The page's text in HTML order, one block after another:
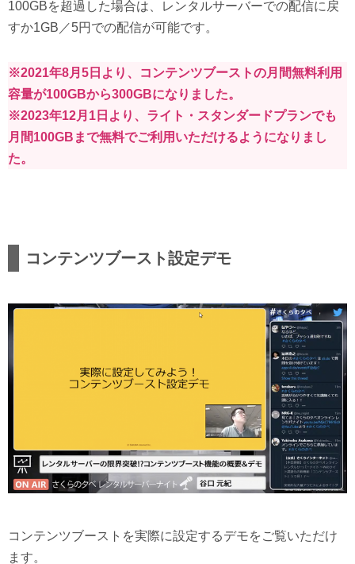
100GBを超過した場合は、レンタルサーバーでの配信に戻
すか1GB／5円での配信が可能です。
※2021年8月5日より、コンテンツブーストの月間無料利用
容量が100GBから300GBになりました。
※2023年12月1日より、ライト・スタンダードプランでも
月間100GBまで無料でご利用いただけるようになりまし
た。
コンテンツブースト設定デモ
コンテンツブーストを実際に設定するデモをご覧いただけ
ます。